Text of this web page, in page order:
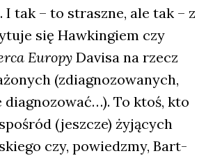
tak – to strasz­ne, ale tak – z
się Haw­kin­giem czy
Euro­pyDavi­sa na rzecz
(zdia­gno­zo­wa­nych,
To ktoś, kto
(jesz­cze) żyją­cych
czy, powiedz­my, Bart­